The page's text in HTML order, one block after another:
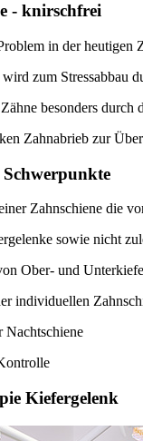
- knirschfrei
in der heutigen
zum Stressabbau
besonders durch
Zahnabrieb zur
Zahnschiene die
sowie nicht
Ober- und
individuellen
Nachtschiene
Kiefergelenk